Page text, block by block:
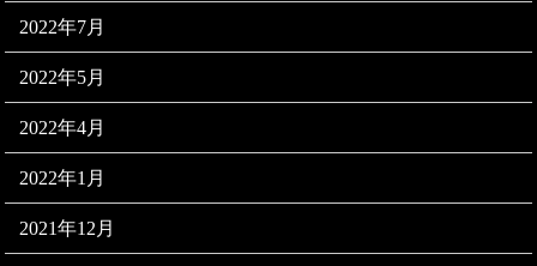
2022年7月
2022年5月
2022年4月
2022年1月
2021年12月